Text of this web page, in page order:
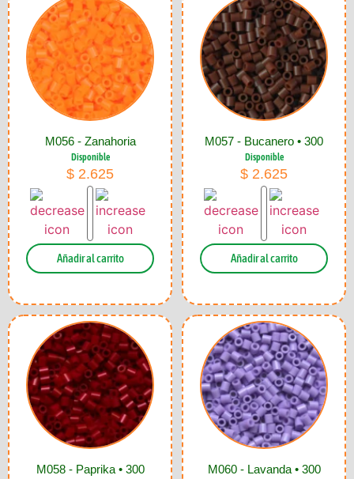
M056 - Zanahoria
Disponible
$ 2.625
Añadir al carrito
M057 - Bucanero • 300
Disponible
$ 2.625
Añadir al carrito
M058 - Paprika • 300 M060 - Lavanda • 300